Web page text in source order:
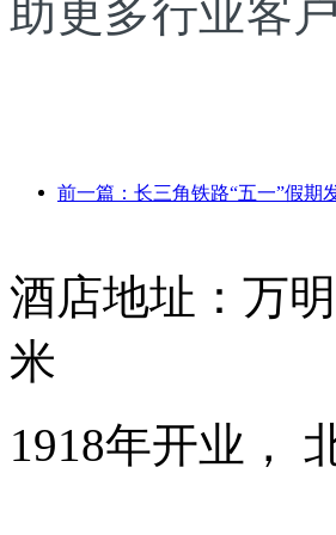
助更多行业客
酒店地址：万
米
1918年开业